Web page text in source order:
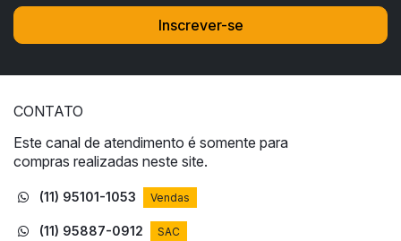
CONTATO
Este canal de atendimento é somente para
compras realizadas neste site.
(11) 95101-1053 Vendas
(11) 95887-0912 SAC